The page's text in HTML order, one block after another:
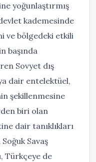
yoğunlaştırmış
kademesinde
ve bölgedeki etkili
başında
Sovyet dış
dair entelektüel,
şekillenmesine
biri olan
dair tanıklıkları
Savaş
Türkçeye de